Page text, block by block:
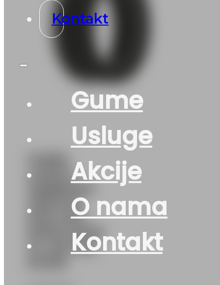
Kontakt
Gume
Usluge
Akcije
O nama
Kontakt
LJ/SUV
VENTUS
EVO SUV
K137A 107W
XL DOT:26